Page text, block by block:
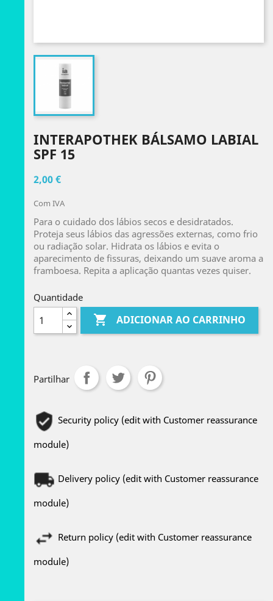
INTERAPOTHEK BÁLSAMO LABIAL
SPF 15
2,00 €
Com IVA
Para o cuidado dos lábios secos e desidratados.
Proteja seus lábios das agressões externas, como frio
ou radiação solar. Hidrata os lábios e evita o
aparecimento de fissuras, deixando um suave aroma a
framboesa. Repita a aplicação quantas vezes quiser.
Quantidade
 ADICIONAR AO CARRINHO
Partilhar
Security policy (edit with Customer reassurance
module)
Delivery policy (edit with Customer reassurance
module)
Return policy (edit with Customer reassurance
module)